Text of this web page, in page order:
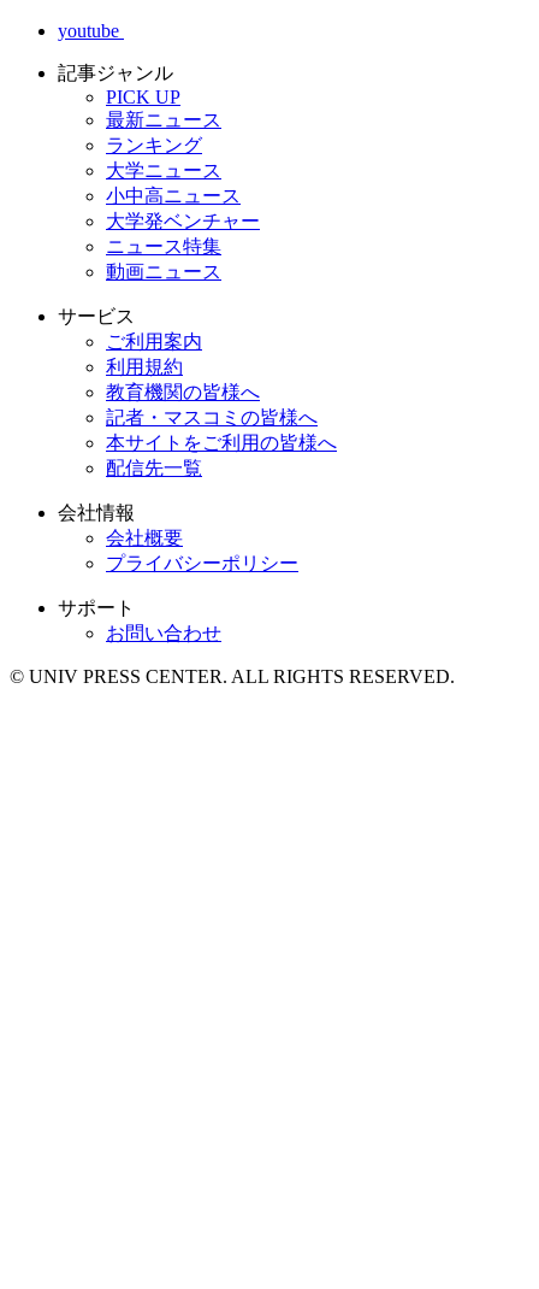
youtube
記事ジャンル
PICK UP
最新ニュース
ランキング
大学ニュース
小中高ニュース
大学発ベンチャー
ニュース特集
動画ニュース
サービス
ご利用案内
利用規約
教育機関の皆様へ
記者・マスコミの皆様へ
本サイトをご利用の皆様へ
配信先一覧
会社情報
会社概要
プライバシーポリシー
サポート
お問い合わせ
© UNIV PRESS CENTER. ALL RIGHTS RESERVED.